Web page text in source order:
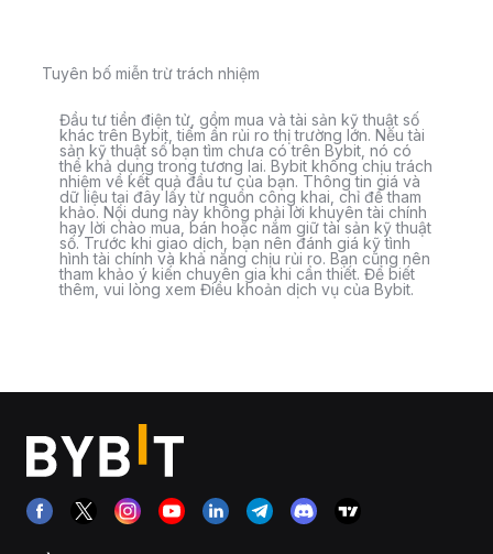
Tuyên bố miễn trừ trách nhiệm
Đầu tư tiền điện tử, gồm mua và tài sản kỹ thuật số
khác trên Bybit, tiềm ẩn rủi ro thị trường lớn. Nếu tài
sản kỹ thuật số bạn tìm chưa có trên Bybit, nó có
thể khả dụng trong tương lai. Bybit không chịu trách
nhiệm về kết quả đầu tư của bạn. Thông tin giá và
dữ liệu tại đây lấy từ nguồn công khai, chỉ để tham
khảo. Nội dung này không phải lời khuyên tài chính
hay lời chào mua, bán hoặc nắm giữ tài sản kỹ thuật
số. Trước khi giao dịch, bạn nên đánh giá kỹ tình
hình tài chính và khả năng chịu rủi ro. Bạn cũng nên
tham khảo ý kiến chuyên gia khi cần thiết. Để biết
thêm, vui lòng xem Điều khoản dịch vụ của Bybit.